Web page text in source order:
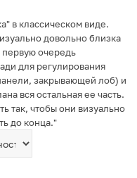
в классическом виде.
довольно близка
первую очередь
для регулирования
закрывающей лоб) и
вся остальная ее часть.
так, чтобы они визуально
до конца."